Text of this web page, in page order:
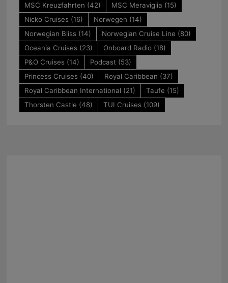
MSC Kreuzfahrten (42) MSC Meraviglia (15)
Nicko Cruises (16) Norwegen (14)
Norwegian Bliss (14) Norwegian Cruise Line (80)
Oceania Cruises (23) Onboard Radio(18)
P&O Cruises (14) Podcast (53)
Princess Cruises (40) Royal Caribbean (37)
Royal Caribbean International (21) Taufe (15)
Thorsten Castle (48) TUI Cruises (109)